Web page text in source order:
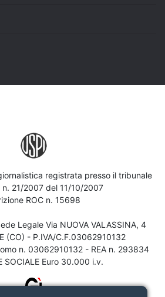
registrata presso il tribunale
n. 21/2007 del 11/10/2007
ROC n. 15698
Legale Via NUOVA VALASSINA, 4
(CO) - P.IVA/C.F.03062910132
n. 03062910132 - REA n. 293834
SOCIALE Euro 30.000 i.v.